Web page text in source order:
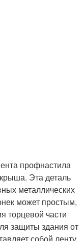
профнастила
Эта деталь
металлических
может простым,
торцевой части
защиты здания от